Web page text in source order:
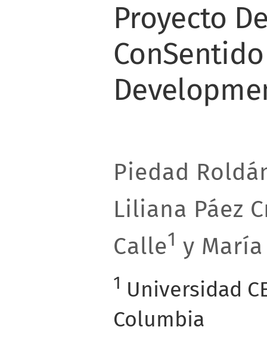
Proyecto
Piedad
Liliana Páez
Calle1 y
1 Universidad
Columbia